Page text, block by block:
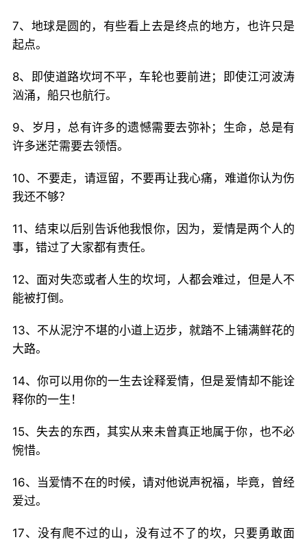
7、地球是圆的，有些看上去是终点的地方，也许只是
起点。
8、即使道路坎坷不平，车轮也要前进；即使江河波涛
汹涌，船只也航行。
9、岁月，总有许多的遗憾需要去弥补；生命，总是有
许多迷茫需要去领悟。
10、不要走，请逗留，不要再让我心痛，难道你认为伤
我还不够？
11、结束以后别告诉他我恨你，因为，爱情是两个人的
事，错过了大家都有责任。
12、面对失恋或者人生的坎坷，人都会难过，但是人不
能被打倒。
13、不从泥泞不堪的小道上迈步，就踏不上铺满鲜花的
大路。
14、你可以用你的一生去诠释爱情，但是爱情却不能诠
释你的一生！
15、失去的东西，其实从来未曾真正地属于你，也不必
惋惜。
16、当爱情不在的时候，请对他说声祝福，毕竟，曾经
爱过。
17、没有爬不过的山，没有过不了的坎，只要勇敢面